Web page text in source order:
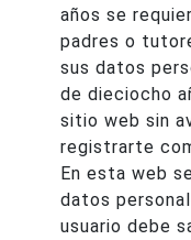
años se
padres o
sus datos
de dieciocho
sitio web sin
registrarte
En esta web
datos
usuario debe